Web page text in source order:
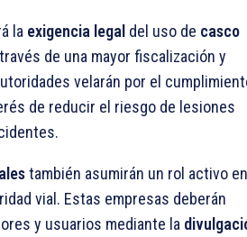
la exigencia legal del uso de casco
de una mayor fiscalización y
velarán por el
de reducir el riesgo de lesiones
también asumirán un rol activo
vial. Estas empresas deberán
y usuarios mediante la